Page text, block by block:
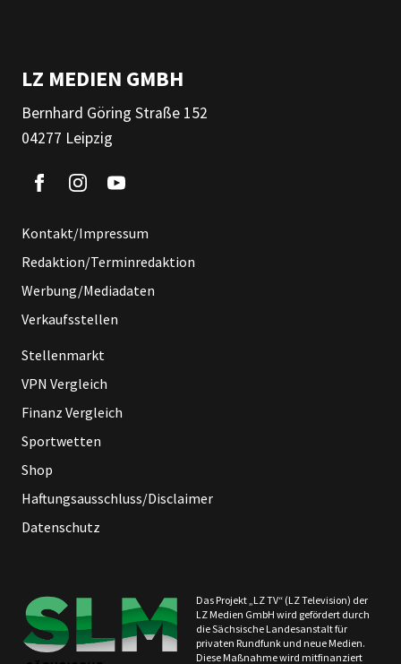
LZ MEDIEN GMBH
Bernhard Göring Straße 152
04277 Leipzig
Kontakt/Impressum
Redaktion/Terminredaktion
Werbung/Mediadaten
Verkaufsstellen
Stellenmarkt
VPN Vergleich
Finanz Vergleich
Sportwetten
Shop
Haftungsausschluss/Disclaimer
Datenschutz
Das Projekt „LZ TV“ (LZ Television) der
LZ Medien GmbH wird gefördert durch
die Sächsische Landesanstalt für
privaten Rundfunk und neue Medien.
Diese Maßnahme wird mitfinanziert